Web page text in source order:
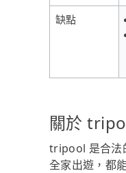
缺點
關於
tripool 是合法
全家出遊，都